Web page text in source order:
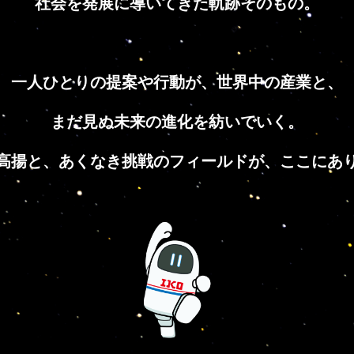
一人ひとりの提案や行動が、世界中の産業と、
まだ見ぬ未来の進化を紡いでいく。
揚と、あくなき挑戦のフィールドが、 ここにあ